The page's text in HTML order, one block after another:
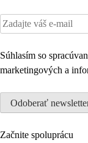
Súhlasím so
marketingových a
Začnite spoluprácu